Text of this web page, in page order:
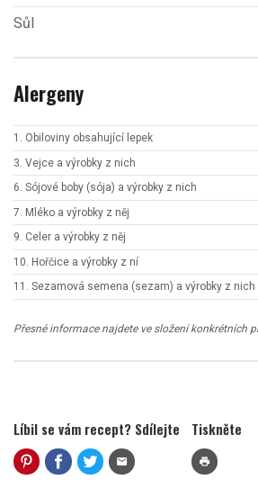
Sůl
Alergeny
1. Obiloviny obsahující lepek
3. Vejce a výrobky z nich
6. Sójové boby (sója) a výrobky z nich
7. Mléko a výrobky z něj
9. Celer a výrobky z něj
10. Hořčice a výrobky z ní
11. Sezamová semena (sezam) a výrobky z nich
Přesné informace najdete ve složení konkrétních
Líbil se vám recept? Sdílejte
mail
Tiskněte
print